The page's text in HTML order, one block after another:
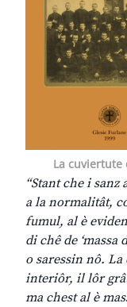
La
“Stant che i
a la normalitât,
fumul, al è
di chê de ‘massa
o saressin nô.
interiôr, il lôr
ma chest al è